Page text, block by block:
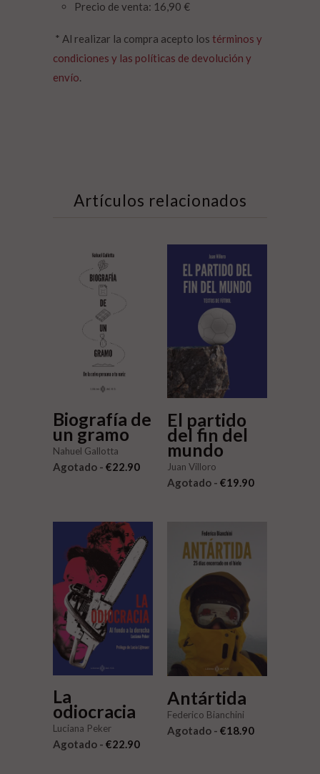
Precio de venta: 16,90 €
* Al realizar la compra acepto los términos y
condiciones y las políticas de devolución y
envío
Artículos relacionados
Biografía de
un gramo
Nahuel Gallotta
Agotado - €22.90
El partido
del fin del
mundo
Juan Villoro
Agotado - €19.90
La
odiocracia
Luciana Peker
Agotado - €22.90
Antártida
Federico Bianchini
Agotado - €18.90